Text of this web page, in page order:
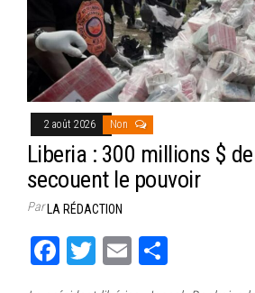
2 août 2026 Non
Liberia : 300 millions $
secouent le pouvoir
ParLA RÉDACTION
Fa T
E